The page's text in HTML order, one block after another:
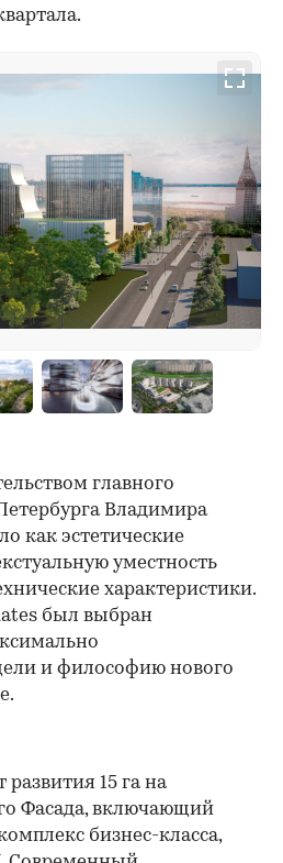
главного
Владимира
как эстетические
уместность
характеристики.
был выбран
и философию нового
15 га на
Фасада, включающий
бизнес-класса,